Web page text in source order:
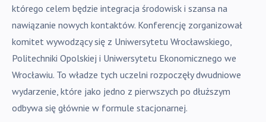
którego celem będzie integracja środowisk i szansa na
nawiązanie nowych kontaktów. Konferencję zorganizował
komitet wywodzący się z Uniwersytetu Wrocławskiego,
Politechniki Opolskiej i Uniwersytetu Ekonomicznego we
Wrocławiu. To władze tych uczelni rozpoczęły dwudniowe
wydarzenie, które jako jedno z pierwszych po dłuższym
odbywa się głównie w formule stacjonarnej.